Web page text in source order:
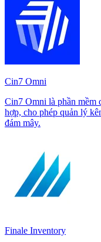
Cin7 Omni
Cin7 Omni là phần mềm
hợp, cho phép quản lý
đám mây.
Finale Inventory